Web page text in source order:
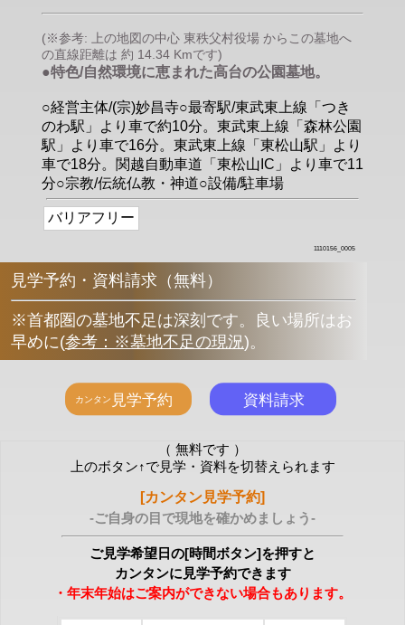
(※参考: 上の地図の中心 東秩父村役場 からこの墓地へ
の直線距離は 約 14.34 Kmです)
●特色/自然環境に恵まれた高台の公園墓地。
○経営主体/(宗)妙昌寺○最寄駅/東武東上線「つき
のわ駅」より車で約10分。東武東上線「森林公園
駅」より車で16分。東武東上線「東松山駅」より
車で18分。関越自動車道「東松山IC」より車で11
分○宗教/伝統仏教・神道○設備/駐車場
バリアフリー
1110156_0005
見学予約・資料請求（無料）
※首都圏の墓地不足は深刻です。良い場所はお
早めに(参考：※墓地不足の現況)。
（ 無料です ）
上のボタン↑で見学・資料を切替えられます
[カンタン見学予約]
-ご自身の目で現地を確かめましょう-
ご見学希望日の[時間ボタン]を押すと
カンタンに見学予約できます
・年末年始はご案内ができない場合もあります。